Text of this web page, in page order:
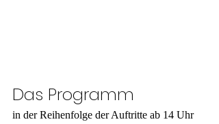
Das Programm
in der Reihenfolge der Auftritte ab 14 Uhr